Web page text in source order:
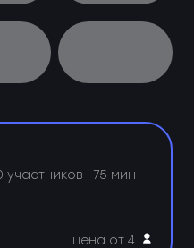
участников · 75 мин ·
цена от 4